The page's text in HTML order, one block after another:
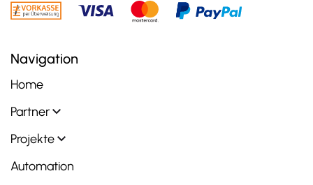
Navigation
Home
Partner
Projekte
Automation